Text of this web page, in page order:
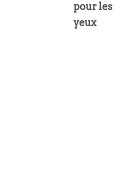
pour les
yeux